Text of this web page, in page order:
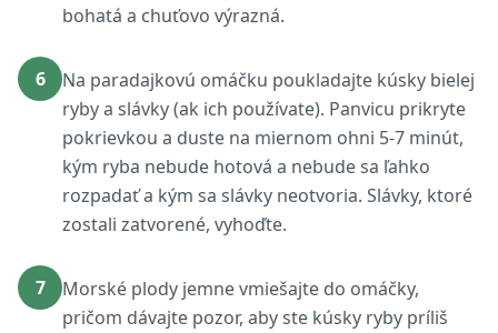
bohatá a chuťovo výrazná.
6
Na paradajkovú omáčku poukladajte kúsky bielej
ryby a slávky (ak ich používate). Panvicu prikryte
pokrievkou a duste na miernom ohni 5-7 minút,
kým ryba nebude hotová a nebude sa ľahko
rozpadať a kým sa slávky neotvoria. Slávky, ktoré
zostali zatvorené, vyhoďte.
7
Morské plody jemne vmiešajte do omáčky,
pričom dávajte pozor, aby ste kúsky ryby príliš